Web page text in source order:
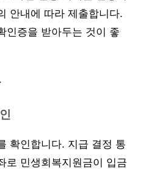
안내에 따라 제출합니다.
인증을 받아두는 것이 좋
확인합니다. 지급 결정 통
로 민생회복지원금이 입금